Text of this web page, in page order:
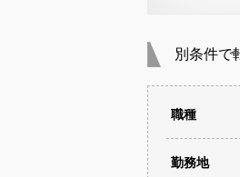
別条件で
職種
勤務地